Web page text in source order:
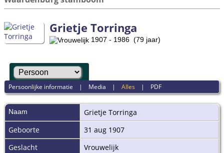
Grietje Torringa
1907 - 1986 (79 jaar)
Persoonlijke informatie | Media |Alles | PDF
Naam Grietje Torringa
Geboorte
31 aug 1907
Geslacht
Vrouwelijk